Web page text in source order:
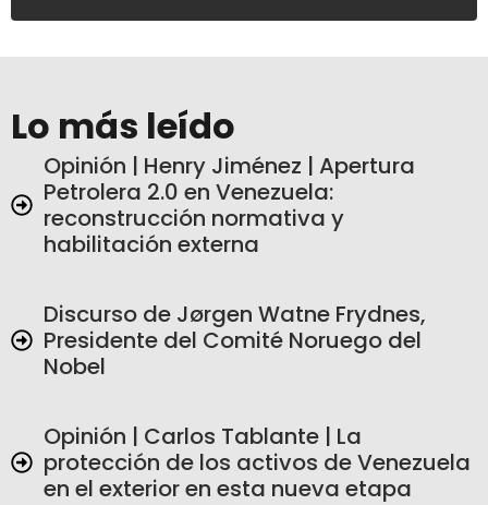
Lo más leído
Opinión | Henry Jiménez | Apertura
Petrolera 2.0 en Venezuela:
reconstrucción normativa y
habilitación externa
Discurso de Jørgen Watne Frydnes,
Presidente del Comité Noruego del
Nobel
Opinión | Carlos Tablante | La
protección de los activos de Venezuela
en el exterior en esta nueva etapa